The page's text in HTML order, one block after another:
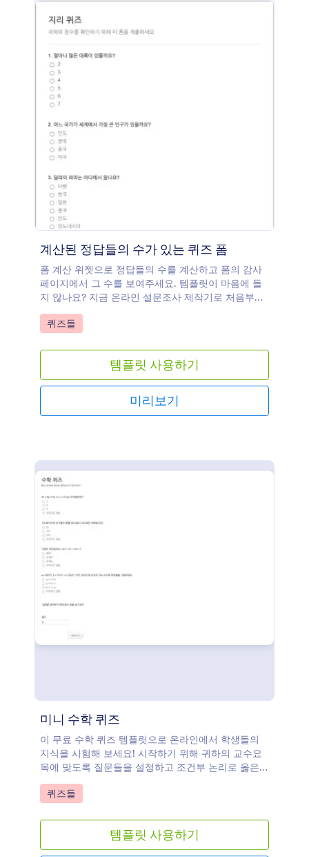
것으로 교수과목에 맞도록 질문들을 설정할 수 있습니
다. 또한 지시 사항들을 추가하거나 이미지들을 업로
한 후 정답들을 볼 수 있도록 조건부 논리를 사용할 수
있습니다. 귀하는 심지어 Google 시트, Dropbox 및
Box와 같이 귀하가 이미 사용하고 있는 다른 계정들로
반응들을 동기화할 수 있습니다. 저희의 완전히 맞춤
모든 기기에서 작성할 수 있는 공유 가능한 온라인 퀴
즈를 신속하게 만들 수 있습니다.
계산된 정답들의 수가 있는 퀴즈 폼
폼 계산 위젯으로 정답들의 수를 계산하고 폼의 감사
페이지에서 그 수를 보여주세요. 템플릿이 마음에 들
지 않나요? 지금 온라인 설문조사 제작기로 처음부터
시작해보세요!
Go to Category:
퀴즈들
템플릿 사용하기
미리보기
미니 수학 퀴즈
이 무료 수학 퀴즈 템플릿으로 온라인에서 학생들의
지식을 시험해 보세요! 시작하기 위해 귀하의 교수요
목에 맞도록 질문들을 설정하고 조건부 논리로 옳은
응답들을 준비할 수 있습니다. 그러고나서 링크로 직
접 학생들과 퀴즈를 공유하거나 더 쉬운 접속을 위해
출자료들은 자동으로 채점되고 귀하의 Jform 계정에
안전하게 저장되며 모든 기기에서 그것을 열람하고 관
리할 수 있습니다. 귀하는 제출자료들을 PDF 문서들
Go to Category:
퀴즈들
템플릿 사용하기